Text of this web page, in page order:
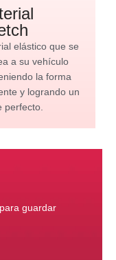
elástico que se
a su vehículo
la forma
y logrando un
perfecto.
guardar